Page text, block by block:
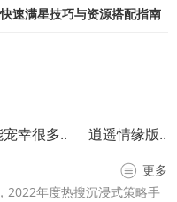
速满星技巧与资源搭配指南
幸很多..
逍遥情缘版..
更多
2022年度热搜沉浸式策略手